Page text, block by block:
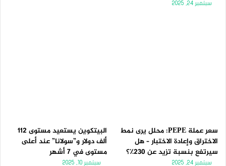
سبتمبر 24, 2025
سعر عملة PEPE: محلل يرى نمط
الاختراق وإعادة الاختبار – هل
سيرتفع بنسبة تزيد عن 230٪؟
سبتمبر 24, 2025
البيتكوين يستعيد مستوى 112
ألف دولار و”سولانا” عند أعلى
مستوى في 7 أشهر
سبتمبر 10, 2025